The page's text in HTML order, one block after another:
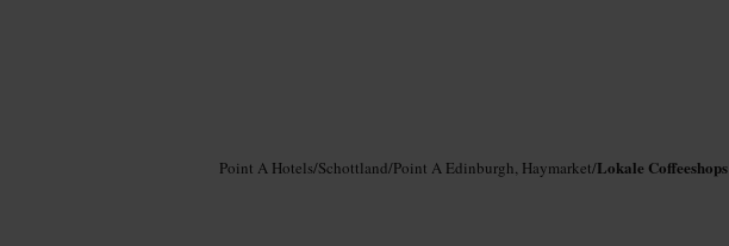
Point A Hotels/Schottland/Point A Edinburgh, Haymarket/Lokale Coffeeshops